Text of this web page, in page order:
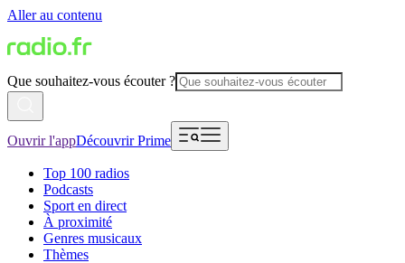
Aller au contenu
Que souhaitez-vous écouter ?
Ouvrir l'appDécouvrir Prime
Top 100 radios
Podcasts
Sport en direct
À proximité
Genres musicaux
Thèmes